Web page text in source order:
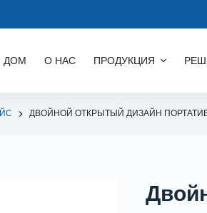
ДОМ О НАС ПРОДУКЦИЯ
ДВОЙНОЙ ОТКРЫТЫЙ ДИЗАЙН